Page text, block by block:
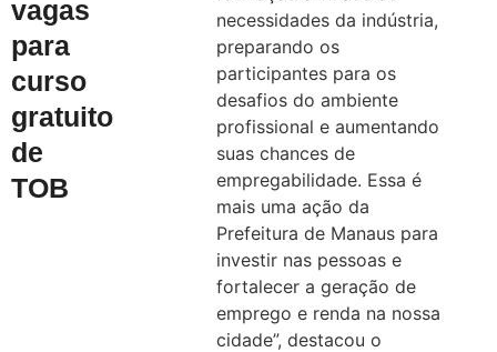
vagas
para
curso
gratuito
de
TOB
necessidades da indústria,
preparando os
participantes para os
desafios do ambiente
profissional e aumentando
suas chances de
empregabilidade. Essa é
mais uma ação da
Prefeitura de Manaus para
investir nas pessoas e
fortalecer a geração de
emprego e renda na nossa
cidade”, destacou o